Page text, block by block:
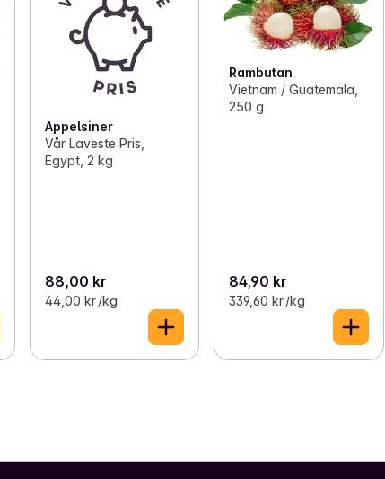
Appelsiner
Vår Laveste Pris,
Egypt, 2 kg
88,00 kr
44,00 kr /kg
Rambutan
Vietnam / Guatemala,
250 g
84,90 kr
339,60 kr /kg